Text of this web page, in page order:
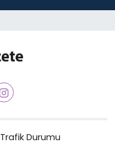
Trafik Durumu